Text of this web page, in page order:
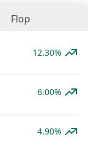
Flop
12.30%
6.00%
4.90%